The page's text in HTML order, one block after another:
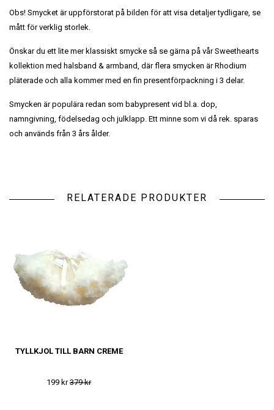
Obs! Smycket är uppförstorat på bilden för att visa detaljer tydligare, se
mått för verklig storlek.
Önskar du ett lite mer klassiskt smycke så se gärna på vår Sweethearts
kollektion med halsband & armband, där flera smycken är Rhodium
pläterade och alla kommer med en fin presentförpackning i 3 delar.
Smycken är populära redan som babypresent vid bl.a. dop,
namngivning, födelsedag och julklapp. Ett minne som vi då rek. sparas
och används från 3 års ålder.
RELATERADE PRODUKTER
TYLLKJOL TILL BARN CREME
199 kr379 kr